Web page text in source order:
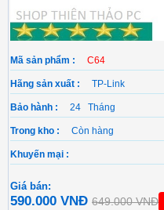
Mã sản phẩm : C64
Hãng sản xuất : TP-Link
Bảo hành : 24 Tháng
Trong kho : Còn hàng
Khuyến mại :
Giá bán:
590.000 VNĐ 649.000 VNĐ